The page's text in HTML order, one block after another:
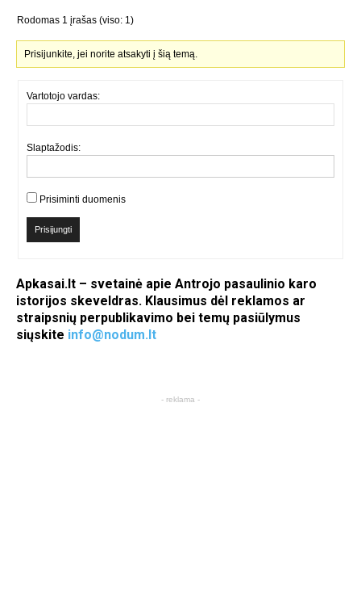
Rodomas 1 įrašas (viso: 1)
Prisijunkite, jei norite atsakyti į šią temą.
Vartotojo vardas:
Slaptažodis:
Prisiminti duomenis
Prisijungti
Apkasai.lt – svetainė apie Antrojo pasaulinio karo
istorijos skeveldras. Klausimus dėl reklamos ar
straipsnių perpublikavimo bei temų pasiūlymus
siųskite info@nodum.lt
- reklama -